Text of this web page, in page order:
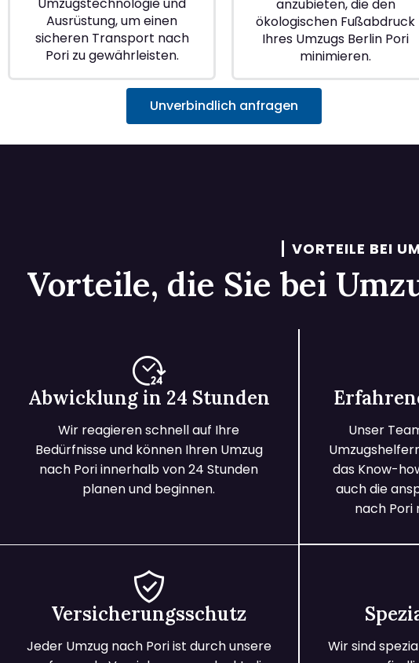
Ausrüstung, um einen
sicheren Transport nach
Pori zu gewährleisten.
anzubieten, die den
ökologischen Fußabdruck
Ihres Umzugs Berlin Pori
minimieren.
Unverbindlich anfragen
VORTEILE BEI
Vorteile, die Sie bei
Abwicklung in 24 Stunden
Wir reagieren schnell auf Ihre
Bedürfnisse und können Ihren Umzug
nach Pori innerhalb von 24 Stunden
planen und beginnen.
Unser
das Know-
auch die
nach Pori
Versicherungsschutz
Jeder Umzug nach Pori ist durch unsere
Wir sind